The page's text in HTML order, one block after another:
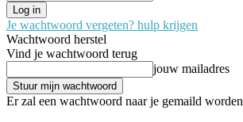
Je wachtwoord vergeten? hulp krijgen
Wachtwoord herstel
Vind je wachtwoord terug
jouw mailadres
Er zal een wachtwoord naar je gemaild worden